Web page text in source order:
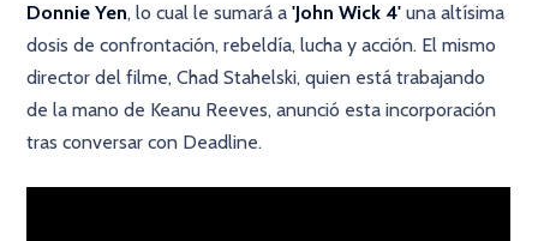
Donnie Yen, lo cual le sumará a'John Wick 4'una altísima
dosis de confrontación, rebeldía, lucha y acción. El mismo
director del filme, Chad Stahelski, quien está trabajando
de la mano de Keanu Reeves, anunció esta incorporación
tras conversar con Deadline.